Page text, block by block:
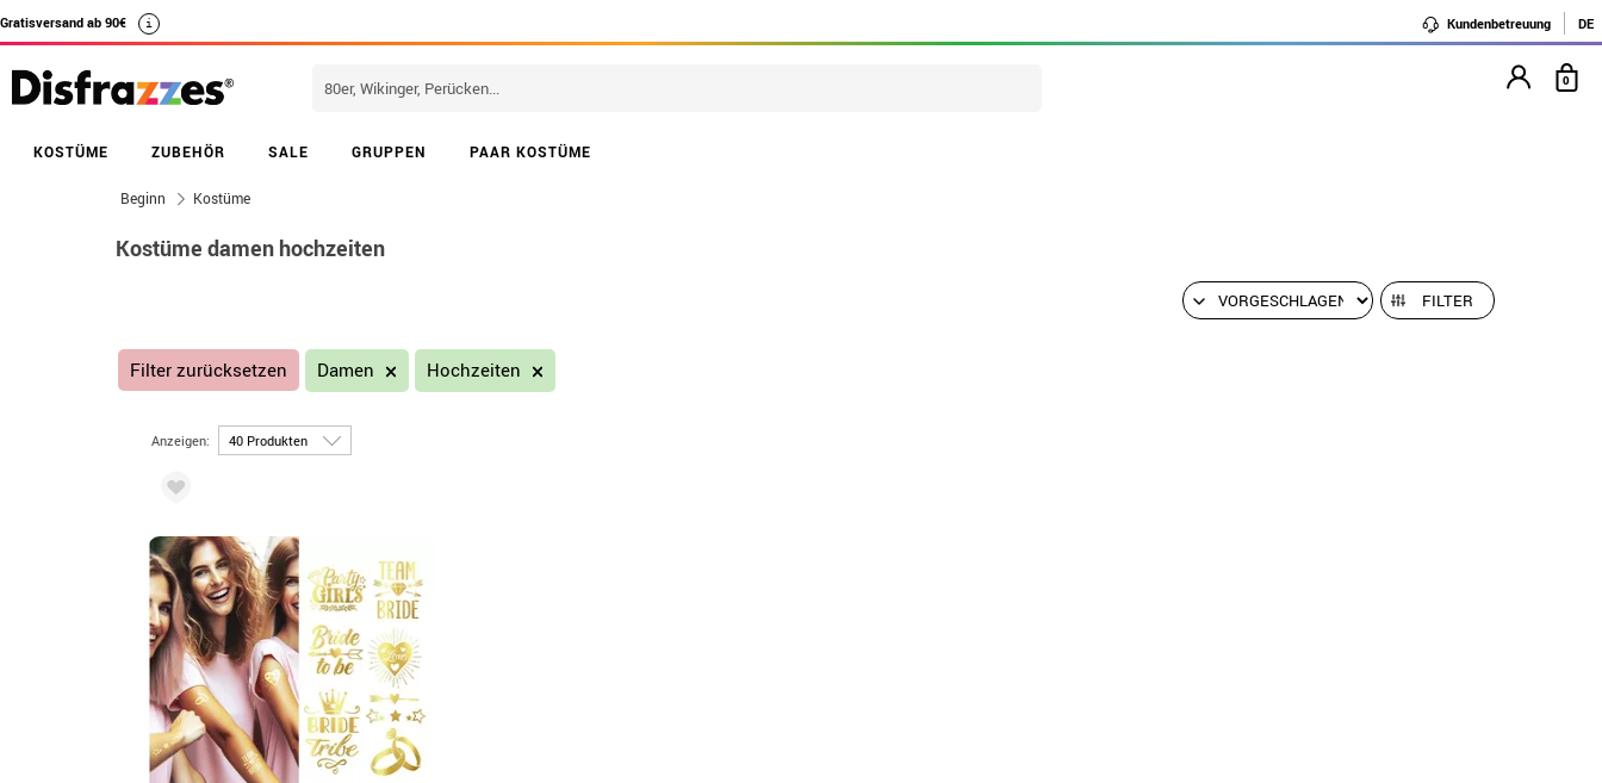
Gratisversand ab 90€ i Kundenbetreuung DE
KOSTÜME ZUBEHÖR SALE GRUPPEN PAAR KOSTÜME
0
Beginn Kostüme
Kostüme damen hochzeiten
FILTER
Filter zurücksetzen Damen Hochzeiten
Anzeigen: